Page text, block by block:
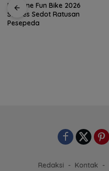
Jadikan Batam Destinasi
Sport Tourism, Wali Kota
Redaksi Kontak